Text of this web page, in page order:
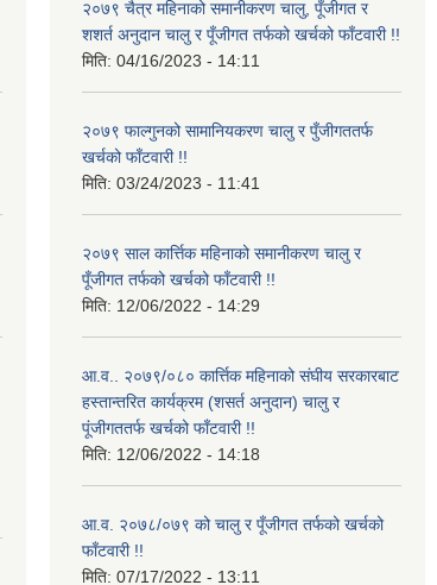
२०७९ चैत्र महिनाको समानीकरण चालु, पूँजीगत र
शशर्त अनुदान चालु र पूँजीगत तर्फको खर्चको फाँटवारी !!
मिति: 04/16/2023 - 14:11
२०७९ फाल्गुनको सामानियकरण चालु र पुँजीगततर्फ
खर्चको फाँटवारी !!
मिति: 03/24/2023 - 11:41
२०७९ साल कार्त्तिक महिनाको समानीकरण चालु र
पूँजीगत तर्फको खर्चको फाँटवारी !!
मिति: 12/06/2022 - 14:29
आ.व.. २०७९/०८० कार्त्तिक महिनाको संघीय सरकारबाट
हस्तान्तरित कार्यक्रम (शसर्त अनुदान) चालु र
पूंजीगततर्फ खर्चको फाँटवारी !!
मिति: 12/06/2022 - 14:18
आ.व. २०७८/०७९ को चालु र पूँजीगत तर्फको खर्चको
फाँटवारी !!
मिति: 07/17/2022 - 13:11